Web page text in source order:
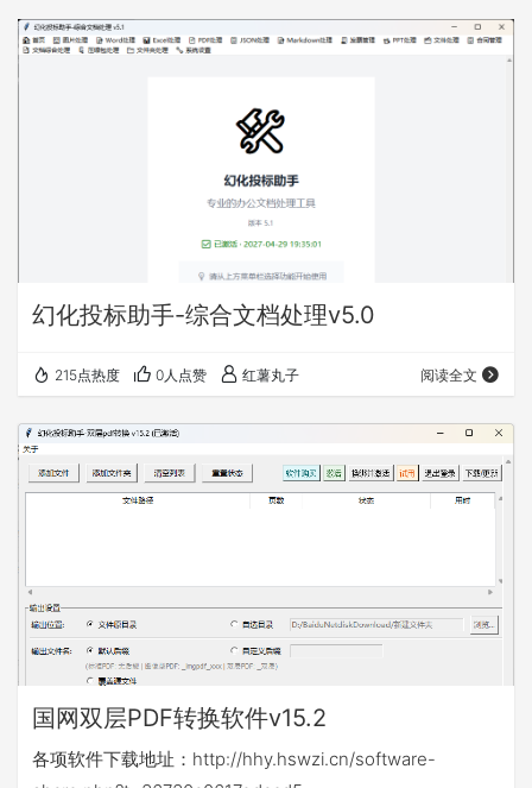
os.md 先对这款nas系统做个简单介绍，因为公测版本是
0.8.11，所以是会慢慢完善的，需要使用的必须备份好自己
幻化投标助手-综合文档处理v5.0
215点热度 0人点赞 红薯丸子 阅读全文
国网双层PDF转换软件v15.2
各项软件下载地址：http://hhy.hswzi.cn/software-